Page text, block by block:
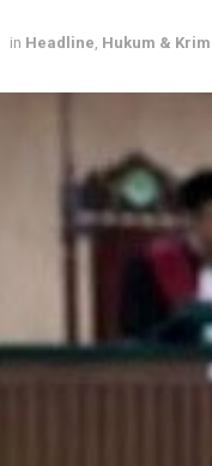
in Headline Hukum &